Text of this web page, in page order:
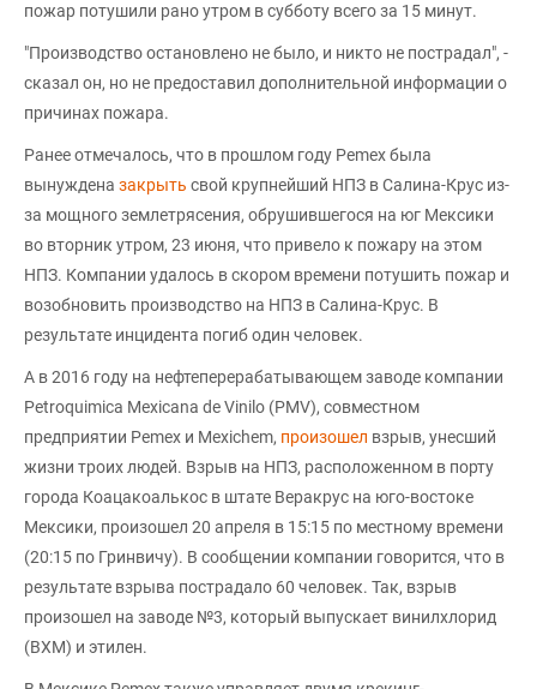
пожар потушили рано утром в субботу всего за 15 минут.
"Производство остановлено не было, и никто не пострадал", -
сказал он, но не предоставил дополнительной информации о
причинах пожара.
Ранее отмечалось, что в прошлом году Pemex была
вынуждена закрыть свой крупнейший НПЗ в Салина-Крус из-
за мощного землетрясения, обрушившегося на юг Мексики
во вторник утром, 23 июня, что привело к пожару на этом
НПЗ. Компании удалось в скором времени потушить пожар и
возобновить производство на НПЗ в Салина-Крус. В
результате инцидента погиб один человек.
А в 2016 году на нефтеперерабатывающем заводе компании
Petroquimica Mexicana de Vinilo (PMV), совместном
предприятии Pemex и Mexichem, произошел взрыв, унесший
жизни троих людей. Взрыв на НПЗ, расположенном в порту
города Коацакоалькос в штате Веракрус на юго-востоке
Мексики, произошел 20 апреля в 15:15 по местному времени
(20:15 по Гринвичу). В сообщении компании говорится, что в
результате взрыва пострадало 60 человек. Так, взрыв
произошел на заводе №3, который выпускает винилхлорид
(ВХМ) и этилен.